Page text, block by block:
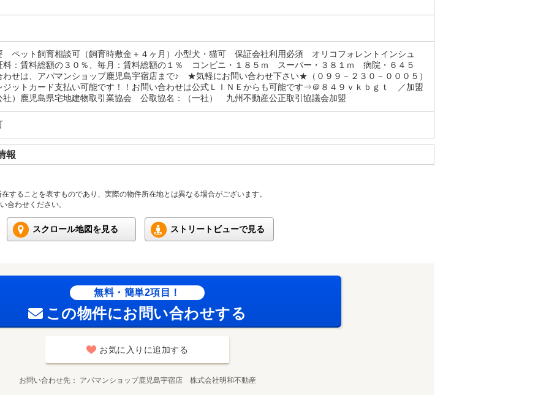
ペット飼育相談可（飼育時敷金＋４ヶ月）小型犬・猫可 保証会社利用必須 オリコフォレントインシュ
：賃料総額の３０％、毎月：賃料総額の１％ コンビニ・１８５ｍ スーパー・３８１ｍ 病院・６４５
せは、アパマンショップ鹿児島宇宿店まで♪ ★気軽にお問い合わせ下さい★（０９９－２３０－０００５）
ジットカード支払い可能です！！お問い合わせは公式ＬＩＮＥからも可能です⇒＠８４９ｖｋｂｇｔ ／加盟
社）鹿児島県宅地建物取引業協会 公取協名：（一社） 九州不動産公正取引協議会加盟
報
することを表すものであり、実際の物件所在地とは異なる場合がございます。
合わせください。
スクロール地図を見る ストリートビューで見る
無料・簡単2項目！
この物件にお問い合わせする
お気に入りに追加する
お問い合わせ先 アパマンショップ鹿児島宇宿店 株式会社明和不動産